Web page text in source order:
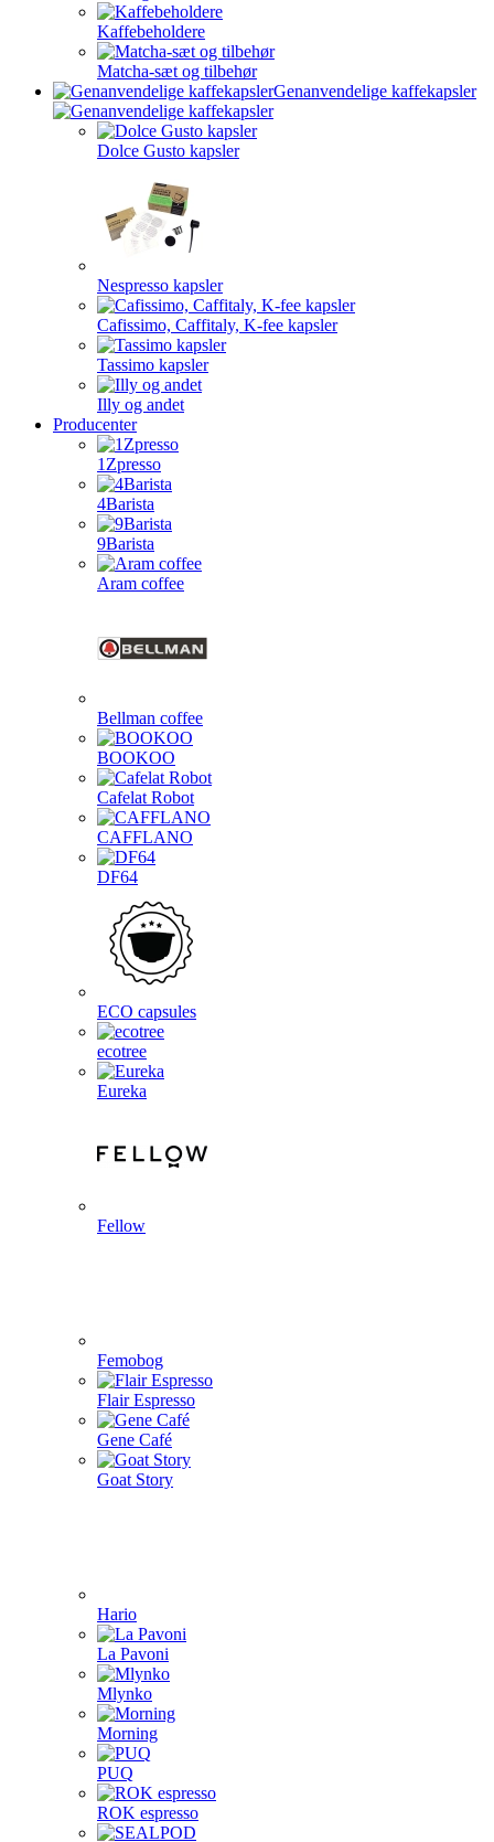
Kaffebeholdere
Matcha-sæt og tilbehør
Genanvendelige kaffekapsler
Dolce Gusto kapsler
Nespresso kapsler
Cafissimo, Caffitaly, K-fee kapsler
Tassimo kapsler
Illy og andet
Producenter
1Zpresso
4Barista
9Barista
Aram coffee
Bellman coffee
BOOKOO
Cafelat Robot
CAFFLANO
DF64
ECO capsules
ecotree
Eureka
Fellow
Femobog
Flair Espresso
Gene Café
Goat Story
Hario
La Pavoni
Mlynko
Morning
PUQ
ROK espresso